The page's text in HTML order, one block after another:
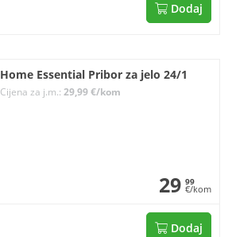
Dodaj
Home Essential Pribor za jelo 24/1
Cijena za j.m.: 29,99 €/kom
29 99
€/kom
Dodaj